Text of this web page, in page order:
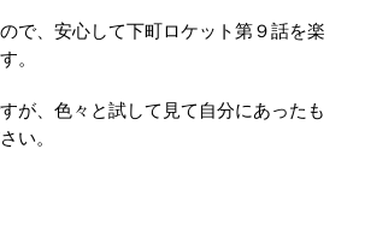
で、安心して下町ロケット第９話を楽
。
が、色々と試して見て自分にあったも
い。